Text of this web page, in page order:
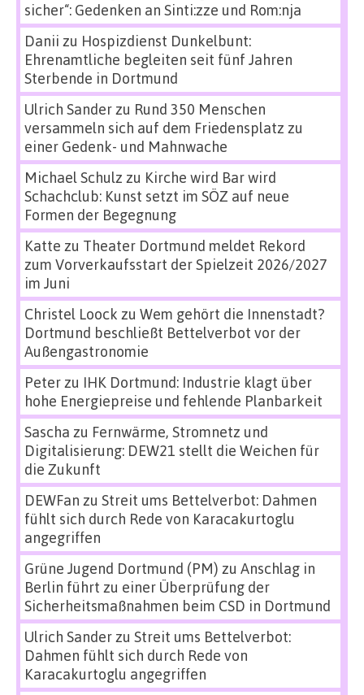
sicher“: Gedenken an Sinti:zze und Rom:nja
Danii zu Hospizdienst Dunkelbunt:
Ehrenamtliche begleiten seit fünf Jahren
Sterbende in Dortmund
Ulrich Sanderzu Rund 350 Menschen
versammeln sich auf dem Friedensplatz zu
einer Gedenk- und Mahnwache
Michael Schulz zu Kirche wird Bar wird
Schachclub: Kunst setzt im SÖZ auf neue
Formen der Begegnung
Katte zu Theater Dortmund meldet Rekord
zum Vorverkaufsstart der Spielzeit 2026/2027
im Juni
Christel Loock zu Wem gehört die Innenstadt?
Dortmund beschließt Bettelverbot vor der
Außengastronomie
Peterzu IHK Dortmund: Industrie klagt über
hohe Energiepreise und fehlende Planbarkeit
Sascha zu Fernwärme, Stromnetz und
Digitalisierung: DEW21 stellt die Weichen für
die Zukunft
DEWFan zu Streit ums Bettelverbot: Dahmen
fühlt sich durch Rede von Karacakurtoglu
angegriffen
Grüne Jugend Dortmund (PM) zu Anschlag in
Berlin führt zu einer Überprüfung der
Sicherheitsmaßnahmen beim CSD in Dortmund
Ulrich Sanderzu Streit ums Bettelverbot:
Dahmen fühlt sich durch Rede von
Karacakurtoglu angegriffen